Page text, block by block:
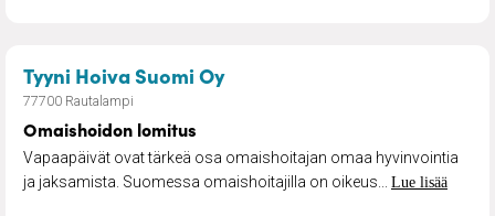
Tyyni Hoiva Suomi Oy– Omaishoidon lomitus
77700 Rautalampi
Omaishoidon lomitus
Vapaapäivät ovat tärkeä osa omaishoitajan omaa hyvinvointia
ja jaksamista. Suomessa omaishoitajilla on oikeus... Lue lisää